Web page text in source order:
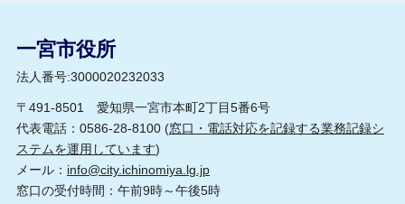
一宮市役所
法人番号:3000020232033
〒491-8501 愛知県一宮市本町2丁目5番6号
代表電話：0586-28-8100 (窓口・電話対応を記録する業務記録シ
ステムを運用しています)
メール： info@city.ichinomiya.lg.jp
窓口の受付時間：午前9時～午後5時